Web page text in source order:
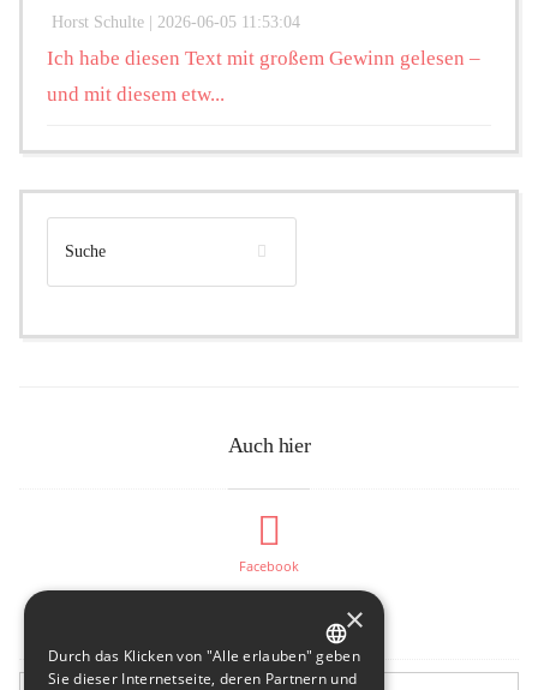
Horst Schulte | 2026-06-05 11:53:04
Ich habe diesen Text mit großem Gewinn gelesen –
und mit diesem etw...
Auch hier
Facebook
GERMAN
×
Durch das Klicken von "Alle erlauben" geben
Sie dieser Internetseite, deren Partnern und